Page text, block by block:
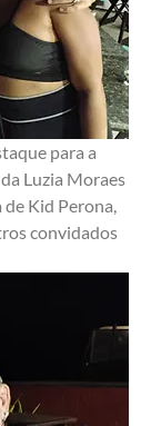
para a
Luzia Moraes
Kid Perona,
convidados